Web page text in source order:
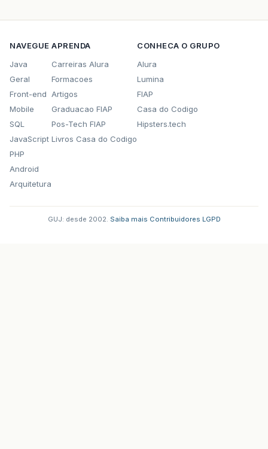
NAVEGUE
Java
Geral
Front-end
Mobile
SQL
JavaScript
PHP
Android
Arquitetura
APRENDA
Carreiras Alura
Formacoes
Artigos
Graduacao FIAP
Pos-Tech FIAP
Livros Casa do Codigo
CONHECA O GRUPO
Alura
Lumina
FIAP
Casa do Codigo
Hipsters.tech
GUJ: desde 2002. Saiba mais Contribuidores LGPD